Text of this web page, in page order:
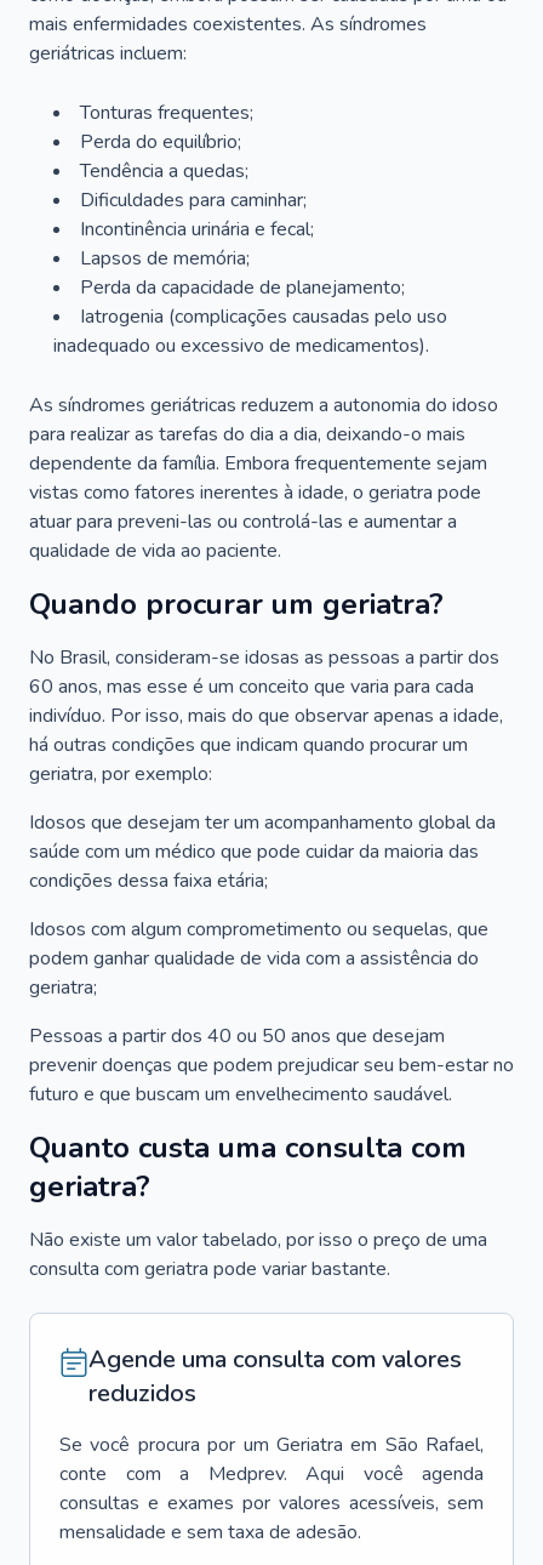
mais enfermidades coexistentes. As síndromes
geriátricas incluem:
Tonturas frequentes;
Perda do equilíbrio;
Tendência a quedas;
Dificuldades para caminhar;
Incontinência urinária e fecal;
Lapsos de memória;
Perda da capacidade de planejamento;
Iatrogenia (complicações causadas pelo uso
inadequado ou excessivo de medicamentos).
As síndromes geriátricas reduzem a autonomia do idoso
para realizar as tarefas do dia a dia, deixando-o mais
dependente da família. Embora frequentemente sejam
vistas como fatores inerentes à idade, o geriatra pode
atuar para preveni-las ou controlá-las e aumentar a
qualidade de vida ao paciente.
Quando procurar um geriatra?
No Brasil, consideram-se idosas as pessoas a partir dos
60 anos, mas esse é um conceito que varia para cada
indivíduo. Por isso, mais do que observar apenas a idade,
há outras condições que indicam quando procurar um
geriatra, por exemplo:
Idosos que desejam ter um acompanhamento global da
saúde com um médico que pode cuidar da maioria das
condições dessa faixa etária;
Idosos com algum comprometimento ou sequelas, que
podem ganhar qualidade de vida com a assistência do
geriatra;
Pessoas a partir dos 40 ou 50 anos que desejam
prevenir doenças que podem prejudicar seu bem-estar no
futuro e que buscam um envelhecimento saudável.
Quanto custa uma consulta com
geriatra?
Não existe um valor tabelado, por isso o preço de uma
consulta com geriatra pode variar bastante.
Agende uma consulta com valores
reduzidos
Se você procura por um Geriatra em São Rafael,
conte com a Medprev. Aqui você agenda
consultas e exames por valores acessíveis, sem
mensalidade e sem taxa de adesão.